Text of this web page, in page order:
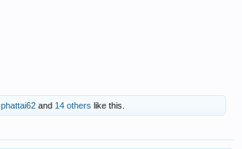
phattai62 and 14 others like this.